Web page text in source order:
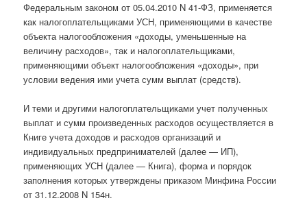
Федеральным законом от 05.04.2010 N 41-ФЗ, применяется
как налогоплательщиками УСН, применяющими в качестве
объекта налогообложения «доходы, уменьшенные на
величину расходов», так и налогоплательщиками,
применяющими объект налогообложения «доходы», при
условии ведения ими учета сумм выплат (средств).
И теми и другими налогоплательщиками учет полученных
выплат и сумм произведенных расходов осуществляется в
Книге учета доходов и расходов организаций и
индивидуальных предпринимателей (далее — ИП),
применяющих УСН (далее — Книга), форма и порядок
заполнения которых утверждены приказом Минфина России
от 31.12.2008 N 154н.